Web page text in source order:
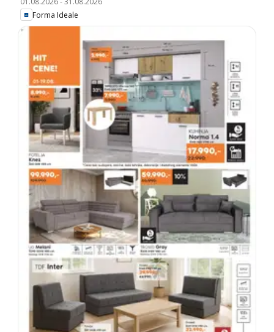
Forma Ideale